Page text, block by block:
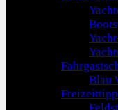
Blau